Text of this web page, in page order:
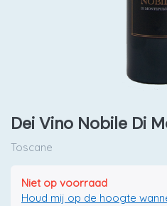
Dei Vino Nobile Di
Toscane
Niet op voorraad
Houd mij op de hoogte